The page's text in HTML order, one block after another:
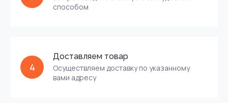
способом
4
Доставляем товар
Осуществляем доставку по указанному
вами адресу